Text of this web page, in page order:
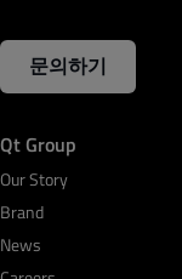
문의하기
Qt Group
Our Story
Brand
News